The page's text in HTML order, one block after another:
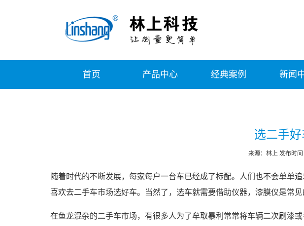
首页 产品中心 经典案例 新闻
选二手
来源：林上 发布时
随着时代的不断发展，每家每户一台车已经成了标配。人们也不会单单
喜欢去二手车市场选好车。当然了，选车就需要借助仪器，漆膜仪是常见
在鱼龙混杂的二手车市场，有很多人为了牟取暴利常常将车辆二次刷漆